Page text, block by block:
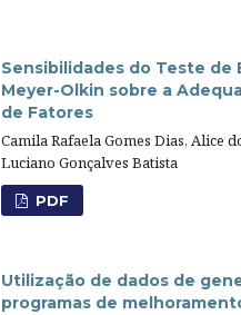
Sensibilidades do Teste
Meyer-Olkin sobre a
de Fatores
Camila Rafaela Gomes Dias, Alice
Luciano Gonçalves Batista
PDF
Utilização de dados de
programas de